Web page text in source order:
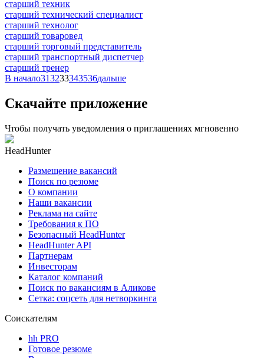
старший техник
старший технический специалист
старший технолог
старший товаровед
старший торговый представитель
старший транспортный диспетчер
старший тренер
В начало313233343536дальше
Скачайте приложение
Чтобы получать уведомления о приглашениях мгновенно
HeadHunter
Размещение вакансий
Поиск по резюме
О компании
Наши вакансии
Реклама на сайте
Требования к ПО
Безопасный HeadHunter
HeadHunter API
Партнерам
Инвесторам
Каталог компаний
Поиск по вакансиям в Аликове
Сетка: соцсеть для нетворкинга
Соискателям
hh PRO
Готовое резюме